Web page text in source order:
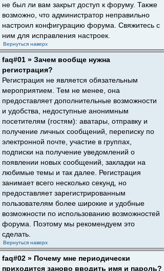
не был ли вам закрыт доступ к форуму. Также
возможно, что администратор неправильно
настроил конфигурацию форума. Свяжитесь с
ним для исправления настроек.
Вернуться наверх
faq#01 » Зачем вообще нужна
регистрация?
Регистрация не является обязательным
мероприятием. Тем не менее, она
предоставляет дополнительные возможности
и удобства, недоступные анонимным
посетителям (гостям): аватары, отправку и
получение личных сообщений, переписку по
электронной почте, участие в группах,
подписки на получение уведомлений о
появлении новых сообщений, закладки на
любимые темы и так далее. Регистрация
занимает всего несколько секунд, но
предоставляет зарегистрированным
пользователям более широкие и удобные
возможности по использованию возможностей
форума. Поэтому мы рекомендуем это
сделать.
Вернуться наверх
faq#02 » Почему мне периодически
приходится заново вводить имя и пароль?